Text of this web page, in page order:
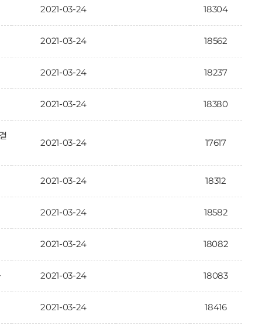
2021-03-24 18304
2021-03-24 18562
2021-03-24 18237
2021-03-24 18380
2021-03-24 17617
2021-03-24 18312
2021-03-24 18582
2021-03-24 18082
2021-03-24 18083
2021-03-24 18416